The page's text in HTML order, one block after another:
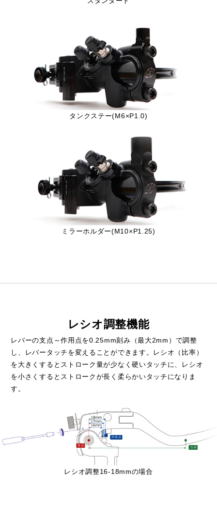
タンクステー(M6×P1.0)
ミラーホルダー(M10×P1.25)
レシオ調整機能
レバーの支点～作用点を0.25mm刻み（最大2mm）で調整
し、レバータッチを変えることができます。レシオ（比率）
を大きくするとストローク量が少なく硬いタッチに、レシオ
を小さくするとストロークが長く柔らかいタッチになりま
す。
レシオ調整16-18mmの場合